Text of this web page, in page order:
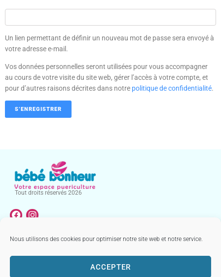
Nous utilisons des cookies pour optimiser notre site web et notre service.
ACCEPTER
Un lien permettant de définir un nouveau mot de passe sera envoyé à
votre adresse e-mail.
Vos données personnelles seront utilisées pour vous accompagner
au cours de votre visite du site web, gérer l’accès à votre compte, et
pour d’autres raisons décrites dans notre politique de confidentialité.
S’ENREGISTRER
Tout droits réservés 2026
MENTIONS LÉGALES & CONDITIONS GÉNÉRALES DE VENTE